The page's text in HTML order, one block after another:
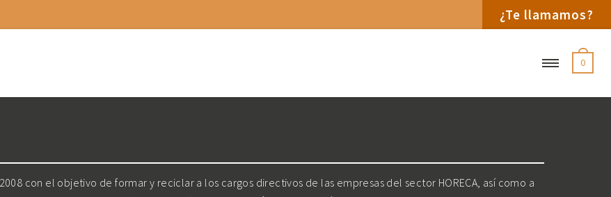
¿Te llamamos?
0
con el objetivo de formar y reciclar a los cargos directivos de las empresas del sector HORECA, así como a